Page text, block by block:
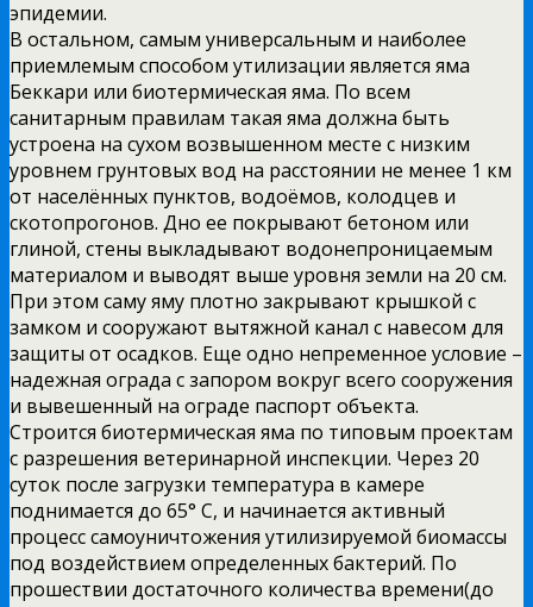
эпидемии.
В остальном, самым универсальным и наиболее
приемлемым способом утилизации является яма
Беккари или биотермическая яма. По всем
санитарным правилам такая яма должна быть
устроена на сухом возвышенном месте с низким
уровнем грунтовых вод на расстоянии не менее 1 км
от населённых пунктов, водоёмов, колодцев и
скотопрогонов. Дно ее покрывают бетоном или
глиной, стены выкладывают водонепроницаемым
материалом и выводят выше уровня земли на 20 см.
При этом саму яму плотно закрывают крышкой с
замком и сооружают вытяжной канал с навесом для
защиты от осадков. Еще одно непременное условие –
надежная ограда с запором вокруг всего сооружения
и вывешенный на ограде паспорт объекта.
Строится биотермическая яма по типовым проектам
с разрешения ветеринарной инспекции. Через 20
суток после загрузки температура в камере
поднимается до 65° С, и начинается активный
процесс самоуничтожения утилизируемой биомассы
под воздействием определенных бактерий. По
прошествии достаточного количества времени(до